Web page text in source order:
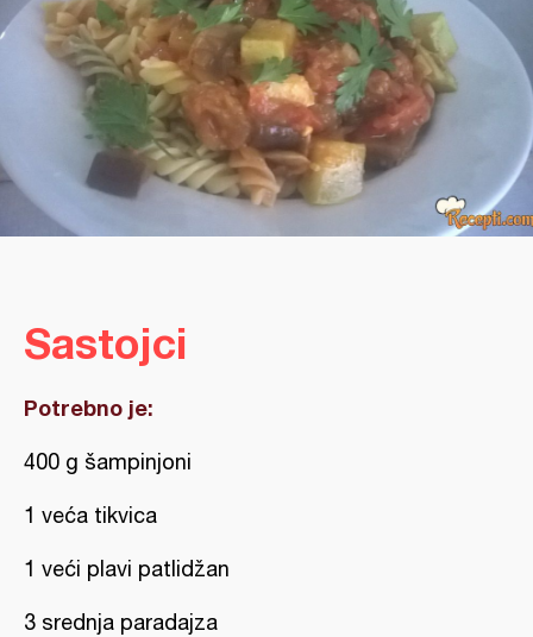
Sastojci
Potrebno je:
400 g šampinjoni
1 veća tikvica
1 veći plavi patlidžan
3 srednja paradajza